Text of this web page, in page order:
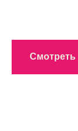
Смотреть